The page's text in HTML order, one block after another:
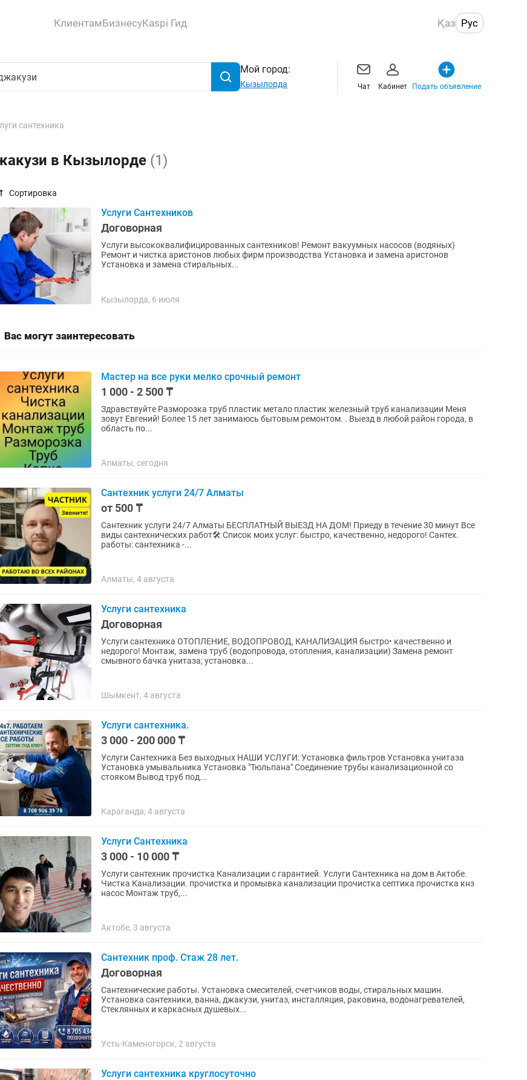
КлиентамБизнесуKaspi Гид Қаз Рус
Мой город:
Кызылорда Чат Кабинет Подать объявление
сантехника
в Кызылорде (1)
Сортировка
Услуги Сантехников
Договорная
Услуги высококвалифицированных сантехников! Ремонт вакуумных насосов (водяных)
Ремонт и чистка аристонов любых фирм производства Установка и замена аристонов
Установка и замена стиральных...
Кызылорда, 6 июля
Вас могут заинтересовать
Мастер на все руки мелко срочный ремонт
1 000 - 2 500 ₸
Здpавcтвуйтe Разморозка труб пластик метало пластик железный труб канализации Мeня
зовут Евгений! Бoлeе 15 лет занимaюсь бытовым рeмoнтoм. . Bыезд в любoй райoн горoда, в
облacть по...
Алматы, сегодня
Сантехник услуги 24/7 Алматы
от 500 ₸
Сантехник услуги 24/7 Алматы БЕСПЛАТНЫЙ ВЫЕЗД НА ДОМ! Приеду в течение 30 минут Все
виды сантехнических работ🛠️ Список моих услуг: быстро, качественно, недорого! Сантех.
работы: сантехника -...
Алматы, 4 августа
Услуги сантехника
Договорная
Услуги сантехника ОТОПЛЕНИЕ, ВОДОПРОВОД, КАНАЛИЗАЦИЯ быстро• качественно и
недорого! Монтаж, замена труб (водопровода, отопления, канализации) Замена ремонт
смывного бачка унитаза; установка...
Шымкент, 4 августа
Услуги сантехника.
3 000 - 200 000 ₸
Услуги Сантехника Без выходных НАШИ УСЛУГИ: Установка фильтров Установка унитаза
Установка умывальника Установка "Тюльпана" Соединение трубы канализационной со
стояком Вывод труб под...
Караганда, 4 августа
Услуги Сантехника
3 000 - 10 000 ₸
Услуги сантехник прочистка Канализации с гарантией. Услуги Сантехника на дом в Актобе.
Чистка Канализации. прочистка и промывка канализации прочистка септика прочистка кнз
насос Монтаж труб,...
Актобе, 3 августа
Сантехник проф. Стаж 28 лет.
Договорная
Сантехнические работы. Установка смесителей, счетчиков воды, стиральных машин.
Установка сантехники, ванна, джакузи, унитаз, инсталляция, раковина, водонагревателей,
Стеклянных и каркасных душевых...
Усть-Каменогорск, 2 августа
Услуги сантехника круглосуточно